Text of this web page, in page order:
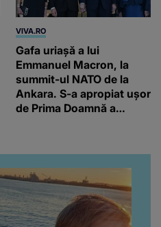
VIVA.RO
Gafa uriașă a lui
Emmanuel Macron, la
summit-ul NATO de la
Ankara. S-a apropiat ușor
de Prima Doamnă a
înconjurul presei